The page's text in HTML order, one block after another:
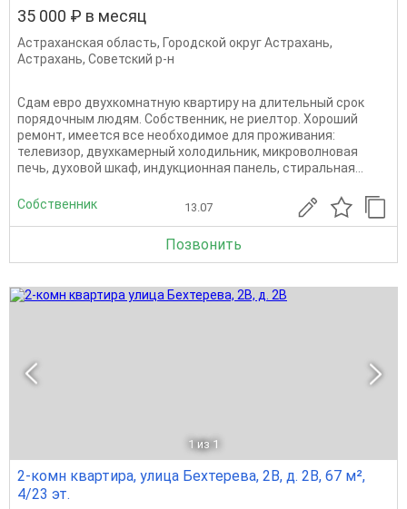
35 000 ₽ в месяц
Астраханская область, Городской округ Астрахань,
Астрахань, Советский р-н
Сдам евро двухкомнатную квартиру на длительный срок
порядочным людям. Собственник, не риелтор. Хороший
ремонт, имеется все необходимое для проживания:
телевизор, двухкамерный холодильник, микроволновая
печь, духовой шкаф, индукционная панель, стиральная...
Собственник 13.07
Позвонить
1 из 1
2-комн квартира, улица Бехтерева, 2В, д. 2В, 67 м²,
4/23 эт.